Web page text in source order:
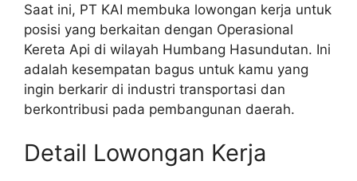
Saat ini, PT KAI membuka lowongan kerja untuk
posisi yang berkaitan dengan Operasional
Kereta Api di wilayah Humbang Hasundutan. Ini
adalah kesempatan bagus untuk kamu yang
ingin berkarir di industri transportasi dan
berkontribusi pada pembangunan daerah.
Detail Lowongan Kerja